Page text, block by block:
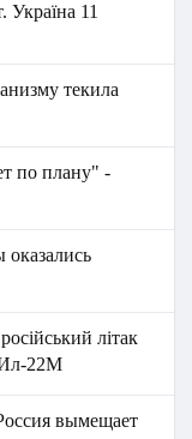
Україна 11
текила
по плану" -
оказались
літак
Ил-22М
вымещает